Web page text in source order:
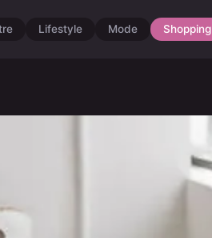
Lifestyle Mode Shopping